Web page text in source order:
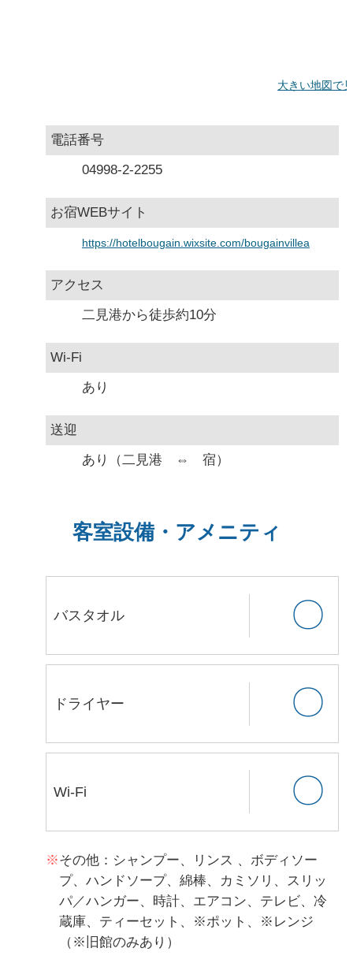
大きい地図で
電話番号
04998-2-2255
お宿WEBサイト
https://hotelbougain.wixsite.com/bougainvillea
アクセス
二見港から徒歩約10分
Wi-Fi
あり
送迎
あり（二見港 ⇔ 宿）
客室設備・アメニティ
バスタオル 〇
ドライヤー 〇
Wi-Fi 〇
その他：シャンプー、リンス 、ボディソー
プ、ハンドソープ、綿棒、カミソリ、スリッ
パ／ハンガー、時計、エアコン、テレビ、冷
蔵庫、ティーセット、※ポット、※レンジ
（※旧館のみあり）